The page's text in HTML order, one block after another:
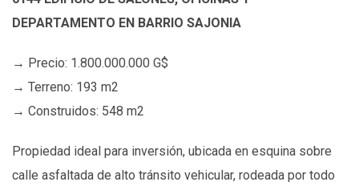
DEPARTAMENTO EN BARRIO SAJONIA
→ Precio: 1.800.000.000 G$
→ Terreno: 193 m2
→ Construidos: 548 m2
Propiedad ideal para inversión, ubicada en esquina sobre
calle asfaltada de alto tránsito vehicular, rodeada por todo